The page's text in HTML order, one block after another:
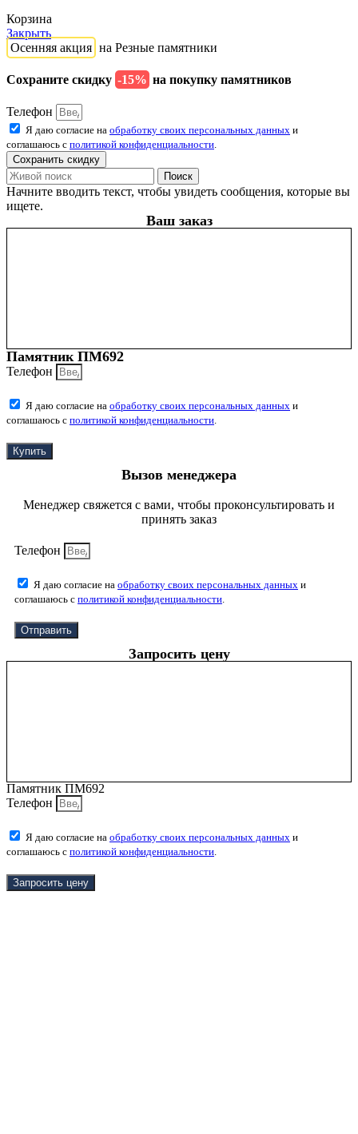
Корзина
Закрыть
Осенняя акция на Резные памятники
Сохраните скидку -15% на покупку памятников
Телефон
Я даю согласие на обработку своих персональных данных и
соглашаюсь с политикой конфиденциальности
Сохранить скидку
Поиск
Начните вводить текст, чтобы увидеть сообщения, которые вы
ищете.
Ваш заказ
Памятник ПМ692
Телефон
Я даю согласие на обработку своих персональных данных и
соглашаюсь с политикой конфиденциальности
Купить
Вызов менеджера
Менеджер свяжется с вами, чтобы проконсультировать и
принять заказ
Телефон
Я даю согласие на обработку своих персональных данных и
соглашаюсь с политикой конфиденциальности
Отправить
Запросить цену
Памятник ПМ692
Телефон
Я даю согласие на обработку своих персональных данных и
соглашаюсь с политикой конфиденциальности
Запросить цену